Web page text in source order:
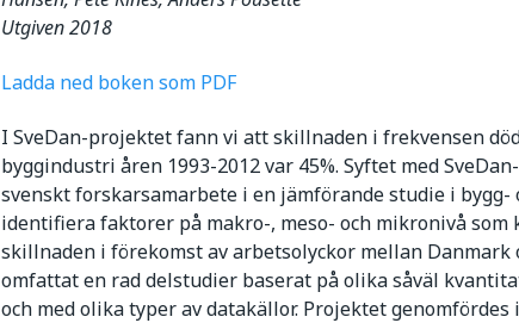
Utgiven 2018
Ladda ned boken som PDF
I SveDan-projektet fann vi att skillnaden i frekvensen
byggindustri åren 1993-2012 var 45%. Syftet med
svenskt forskarsamarbete i en jämförande studie i
identifiera faktorer på makro-, meso- och mikronivå som
skillnaden i förekomst av arbetsolyckor mellan Danmark
omfattat en rad delstudier baserat på olika såväl
och med olika typer av datakällor. Projektet